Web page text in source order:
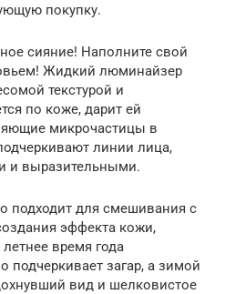
покупку.
сияние! Наполните свой
Жидкий люминайзер
текстурой и
по коже, дарит ей
микрочастицы в
линии лица,
и выразительными.
подходит для смешивания с
эффекта кожи,
время года
загар, а зимой
вид и шелковистое